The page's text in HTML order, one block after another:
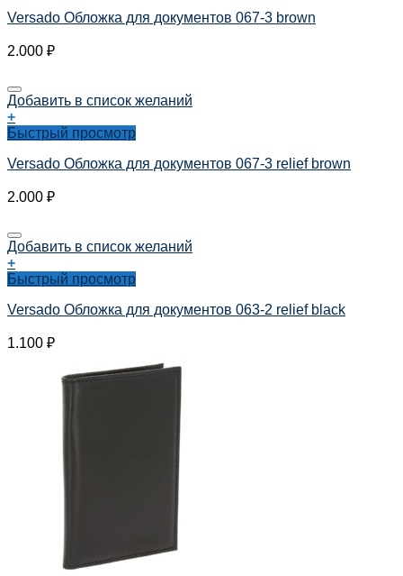
Versado Обложка для документов 067-3 brown
2.000 ₽
Добавить в список желаний
+
Быстрый просмотр
Versado Обложка для документов 067-3 relief brown
2.000 ₽
Добавить в список желаний
+
Быстрый просмотр
Versado Обложка для документов 063-2 relief black
1.100 ₽